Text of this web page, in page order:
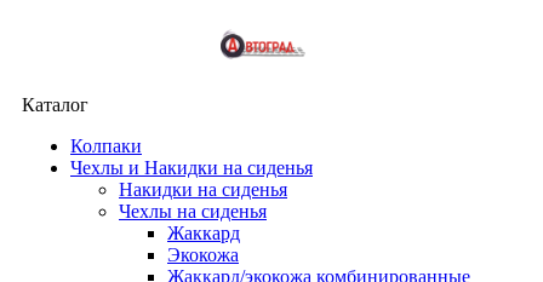
Каталог
Колпаки
Чехлы и Накидки на сиденья
Накидки на сиденья
Чехлы на сиденья
Жаккард
Экокожа
Жаккард/экокожа комбинированные